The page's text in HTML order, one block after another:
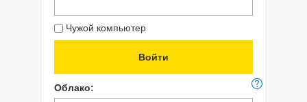
Чужой компьютер
Облако: